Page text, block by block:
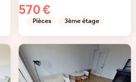
570 €
Pièces 3ème étage